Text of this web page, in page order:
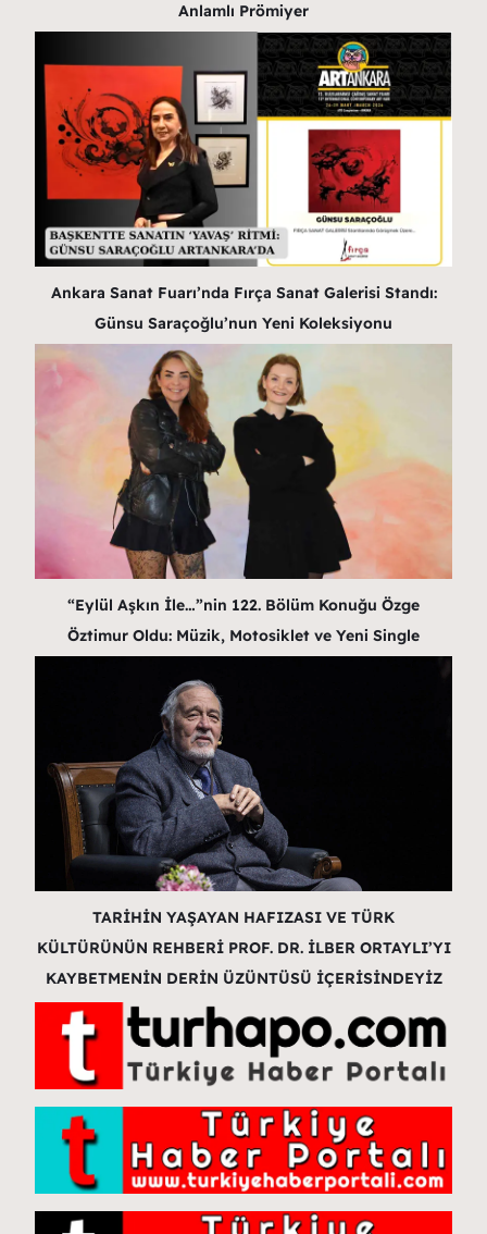
Anlamlı Prömiyer
Ankara Sanat Fuarı’nda Fırça Sanat Galerisi Standı:
Günsu Saraçoğlu’nun Yeni Koleksiyonu
“Eylül Aşkın İle…”nin 122. Bölüm Konuğu Özge
Öztimur Oldu: Müzik, Motosiklet ve Yeni Single
TARİHİN YAŞAYAN HAFIZASI VE TÜRK
KÜLTÜRÜNÜN REHBERİ PROF. DR. İLBER ORTAYLI’YI
KAYBETMENİN DERİN ÜZÜNTÜSÜ İÇERİSİNDEYİZ